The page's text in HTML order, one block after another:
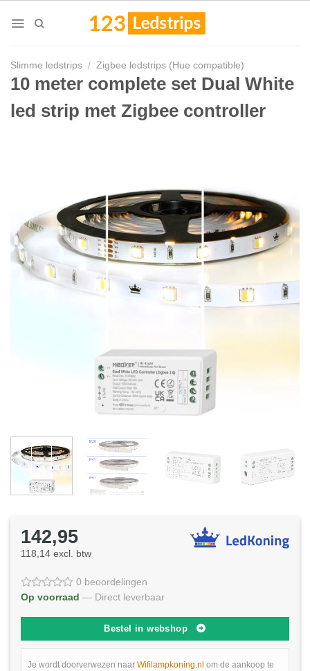
Slimme ledstrips / Zigbee ledstrips (Hue compatible)
10 meter complete set Dual White
led strip met Zigbee controller
142,95
118,14 excl. btw
0 beoordelingen
Op voorraad — Direct leverbaar
Bestel in webshop
Je wordt doorverwezen naar Wifilampkoning.nl om de aankoop te